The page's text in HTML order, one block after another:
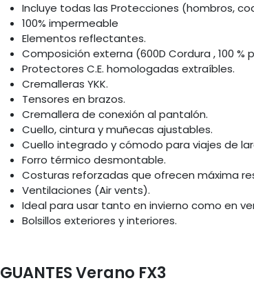
Incluye todas las Protecciones (hombros,
100% impermeable
Elementos reflectantes.
Composición externa (600D Cordura , 100 %
Protectores C.E. homologadas extraíbles.
Cremalleras YKK.
Tensores en brazos.
Cremallera de conexión al pantalón.
Cuello, cintura y muñecas ajustables.
Cuello integrado y cómodo para viajes de
Forro térmico desmontable.
Costuras reforzadas que ofrecen máxima
Ventilaciones (Air vents).
Ideal para usar tanto en invierno como en
Bolsillos exteriores y interiores.
GUANTES Verano FX3